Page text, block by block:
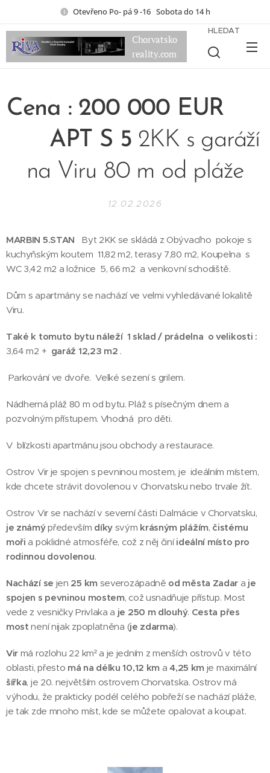
Otevřeno Po- pá 9 -16 Sobota do 14 h
Chorvatsko
reality.com
HLEDAT
Cena : 200 000 EUR
APT S 5 2KK s garáží
na Viru 80 m od pláže
12.02.2026
MARBIN 5.STAN Byt 2KK se skládá z Obývacího pokoje s
kuchyňským koutem 11,82 m2, terasy 7,80 m2, Koupelna s
WC 3,42 m2 a ložnice 5, 66 m2 a venkovní schodiště.
Dům s apartmány se nachází ve velmi vyhledávané lokalitě
Viru.
Také k tomuto bytu náleží 1 sklad / prádelna o velikosti :
3,64 m2 + garáž 12,23 m2 .
Parkování ve dvoře. Velké sezení s grilem.
Nádherná pláž 80 m od bytu. Pláž s písečným dnem a
pozvolným přístupem. Vhodná pro děti.
V blízkosti apartmánu jsou obchody a restaurace.
Ostrov Vir je spojen s pevninou mostem, je ideálním místem,
kde chcete strávit dovolenou v Chorvatsku nebo trvale žít.
Ostrov Vir se nachází v severní části Dalmácie v Chorvatsku,
je známýpředevším díky svým krásným plážím, čistému
moři a poklidné atmosféře, což z něj činíideální místo pro
rodinnou dovolenou.
Nachází se jen 25 kmseverozápadně od města Zadar a je
spojen s pevninou mostem, což usnadňuje přístup. Most
vede z vesničky Privlaka a je 250 m dlouhý. Cesta přes
most není nijak zpoplatněna (je zdarma).
Vir má rozlohu 22 km² a je jedním z menších ostrovů v této
oblasti, přesto má na délku 10,12 km a 4,25 km je maximální
šířka, je 20. největším ostrovem Chorvatska. Ostrov má
výhodu, že prakticky podél celého pobřeží se nachází pláže,
je tak zde mnoho míst, kde se můžete opalovat a koupat.